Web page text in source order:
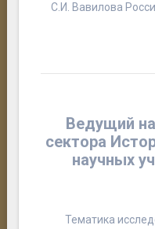
С.И. Вавилова
Ведущий
сектора И
научных
Тематика